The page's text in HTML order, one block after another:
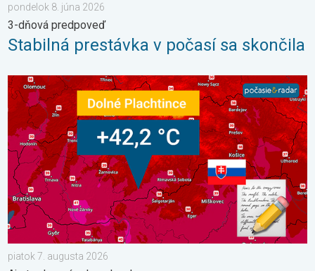
pondelok 8. júna 2026
3-dňová predpoveď
Stabilná prestávka v počasí sa skončila
42,2 °C: Slovensko prepísalo dejiny. Aj stredoeurópsky
piatok 7. augusta 2026